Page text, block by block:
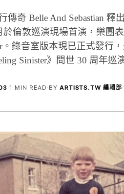
傳奇 Belle And Sebastian 釋
倫敦巡演現場首演，樂團
。錄音室版本現已正式發行
Sinister》問世 30 周年
·1 MIN READ · BY ARTISTS.TW 編輯部·